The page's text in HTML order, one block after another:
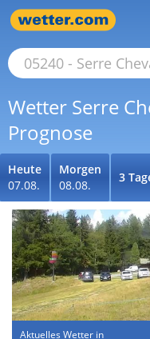
Wetter Serre
Prognose
Heute
07.08.
Morgen
08.08.
3
Aktuelles Wetter in